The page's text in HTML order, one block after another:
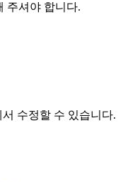
주셔야 합니다.
수정할 수 있습니다.